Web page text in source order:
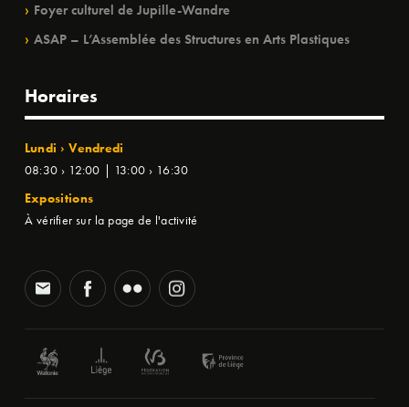
Foyer culturel de Jupille-Wandre
ASAP – L’Assemblée des Structures en Arts Plastiques
Horaires
Lundi › Vendredi
08:30 › 12:00 | 13:00 › 16:30
Expositions
À vérifier sur la page de l'activité